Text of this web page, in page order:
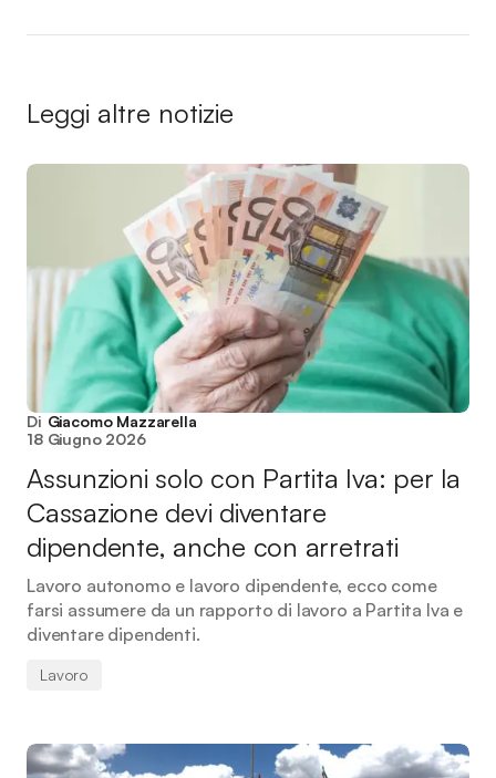
Leggi altre notizie
Di Giacomo Mazzarella
18 Giugno 2026
Assunzioni solo con Partita Iva: per la
Cassazione devi diventare
dipendente, anche con arretrati
Lavoro autonomo e lavoro dipendente, ecco come
farsi assumere da un rapporto di lavoro a Partita Iva e
diventare dipendenti.
Lavoro